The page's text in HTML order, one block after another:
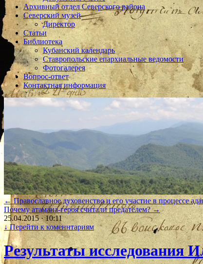
Архивный отдел Северского района
Северский музей
Директор
Статьи
Библиотека
Кубанский календарь
Ставропольские епархиальные ведомости
Фотогалерея
Вопрос-ответ
Контактная информация
←Православное духовенство и его участие в процессе
Почему атамана-героя считали предателем?→
25.04.2015 · 10:11
↓Перейти к коменнтариям
Результаты исследования